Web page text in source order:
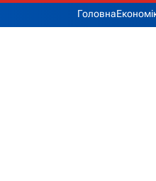
Головна